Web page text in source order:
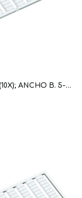
IMP. HOR; 11 ... 20 (10X); ANCHO B. 5-17,5 MM; 10 TIRAS 10 ETIQ. X/TARJ; SEGMENT. IGUALES (WAG100058 / 209-503)